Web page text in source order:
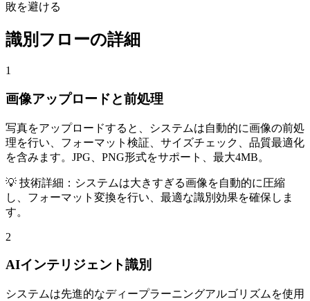
敗を避ける
識別フローの詳細
1
画像アップロードと前処理
写真をアップロードすると、システムは自動的に画像の前処
理を行い、フォーマット検証、サイズチェック、品質最適化
を含みます。JPG、PNG形式をサポート、最大4MB。
💡 技術詳細：システムは大きすぎる画像を自動的に圧縮
し、フォーマット変換を行い、最適な識別効果を確保しま
す。
2
AIインテリジェント識別
システムは先進的なディープラーニングアルゴリズムを使用